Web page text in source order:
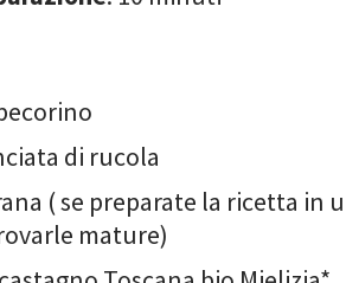
di rucola
( se preparate la ricetta in
mature)